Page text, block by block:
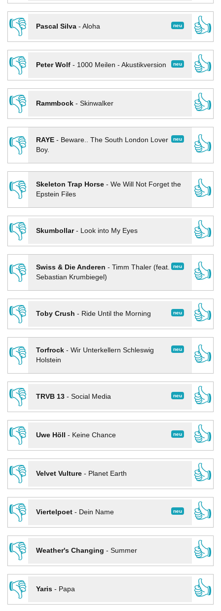
👎
neu
Pascal Silva- Aloha
👍
👎
neu
Peter Wolf- 1000 Meilen - Akustikversion
👍
👎
Rammbock- Skinwalker
👍
👎
neu
RAYE- Beware.. The South London Lover
Boy.
👍
👎 Skeleton Trap Horse- We Will Not Forget the
Epstein Files
👍
👎
Skumbollar- Look into My Eyes
👍
👎
neu
Swiss & Die Anderen - Timm Thaler (feat.
Sebastian Krumbiegel)
👍
👎
neu
Toby Crush - Ride Until the Morning
👍
👎
neu
Torfrock- Wir Unterkellern Schleswig
Holstein
👍
👎
neu
TRVB 13- Social Media
👍
👎
neu
Uwe Höll - Keine Chance
👍
👎
Velvet Vulture- Planet Earth
👍
👎
neu
Viertelpoet- Dein Name
👍
👎
Weather's Changing - Summer
👍
👎
Yaris- Papa 👍